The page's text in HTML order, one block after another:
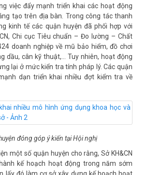
việc đẩy mạnh triển khai các hoạt động
tạo trên địa bàn. Trong công tác thanh
kinh tế các quận huyện đã phối hợp với
Chi cục Tiêu chuẩn – Đo lường – Chất
doanh nghiệp về mũ bảo hiểm, đồ chơi
dầu, cân kỹ thuật,… Tuy nhiên, hoạt động
lại ở mức kiển tra tính pháp lý. Các quận
dạn triển khai nhiều đợt kiểm tra về
đóng góp ý kiến tại Hội nghị
một số quận huyện cho rằng, Sở KH&CN
kế hoạch hoạt động trong năm sớm